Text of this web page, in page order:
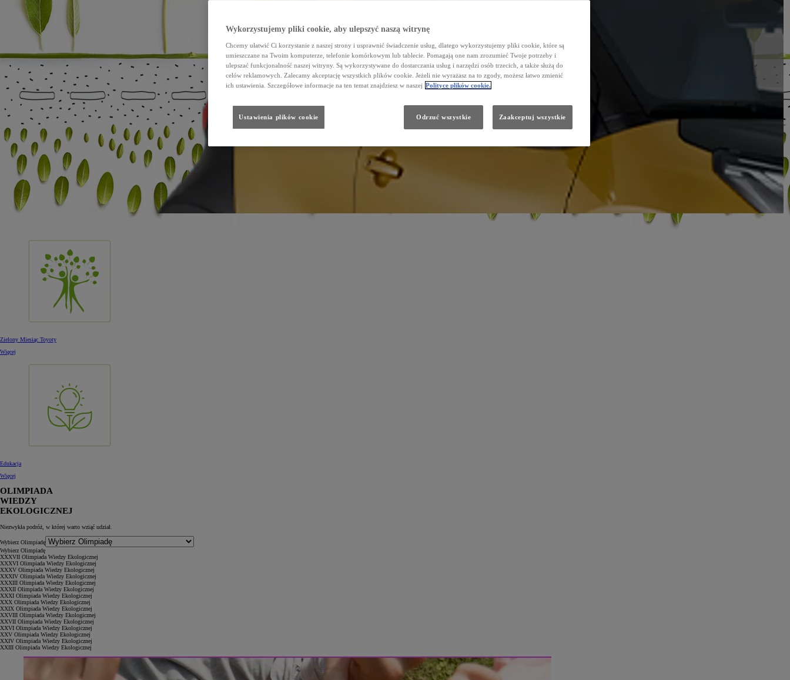
Zielony Miesiąc Toyoty
Więcej
Edukacja
Więcej
OLIMPIADA
WIEDZY
EKOLOGICZNEJ
Niezwykła podróż, w której warto wziąć udział.
Wybierz Olimpiadę
Wybierz Olimpiadę
XXXVII Olimpiada Wiedzy Ekologicznej
XXXVI Olimpiada Wiedzy Ekologicznej
XXXV Olimpiada Wiedzy Ekologicznej
XXXIV Olimpiada Wiedzy Ekologicznej
XXXIII Olimpiada Wiedzy Ekologicznej
XXXII Olimpiada Wiedzy Ekologicznej
XXXI Olimpiada Wiedzy Ekologicznej
XXX Olimpiada Wiedzy Ekologicznej
XXIX Olimpiada Wiedzy Ekologicznej
XXVIII Olimpiada Wiedzy Ekologicznej
XXVII Olimpiada Wiedzy Ekologicznej
XXVI Olimpiada Wiedzy Ekologicznej
XXV Olimpiada Wiedzy Ekologicznej
XXIV Olimpiada Wiedzy Ekologicznej
XXIII Olimpiada Wiedzy Ekologicznej
Wykorzystujemy pliki cookie, aby ulepszyć naszą witrynę
Chcemy ułatwić Ci korzystanie z naszej strony i usprawnić świadczenie usług, dlatego wykorzystujemy pliki cookie, które są
umieszczane na Twoim komputerze, telefonie komórkowym lub tablecie. Pomagają one nam zrozumieć Twoje potrzeby i
ulepszać funkcjonalność naszej witryny. Są wykorzystywane do dostarczania usług i narzędzi osób trzecich, a także służą do
celów reklamowych. Zalecamy akceptację wszystkich plików cookie. Jeżeli nie wyrażasz na to zgody, możesz łatwo zmienić
ich ustawienia. Szczegółowe informacje na ten temat znajdziesz w naszej Polityce plików cookie.
Ustawienia plików cookie Odrzuć wszystkie Zaakceptuj wszystkie